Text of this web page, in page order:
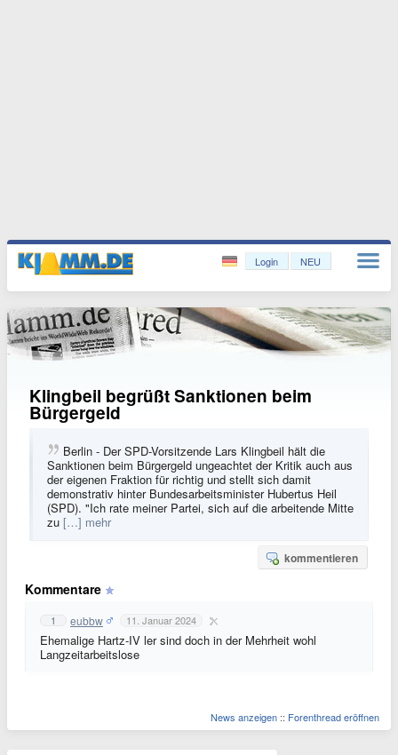
Login NEU
Klingbeil begrüßt Sanktionen beim
Bürgergeld
Berlin - Der SPD-Vorsitzende Lars Klingbeil hält die
Sanktionen beim Bürgergeld ungeachtet der Kritik auch aus
der eigenen Fraktion für richtig und stellt sich damit
demonstrativ hinter Bundesarbeitsminister Hubertus Heil
(SPD). "Ich rate meiner Partei, sich auf die arbeitende Mitte
zu […] mehr
kommentieren
Kommentare
1 eubbw 11. Januar 2024
Ehemalige Hartz-IV ler sind doch in der Mehrheit wohl
Langzeitarbeitslose
News anzeigen :: Forenthread eröffnen